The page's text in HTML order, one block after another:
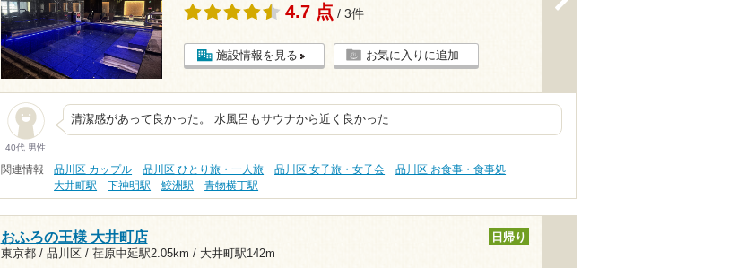
4.7 点 / 3件
施設情報を見る お気に入りに追加
40代 男性
清潔感があって良かった。 水風呂もサウナから近く良かった
関連情報 品川区 カップル 品川区 ひとり旅・一人旅 品川区 女子旅・女子会
品川区 お食事・食事処
大井町駅
下神明駅 鮫洲駅 青物横丁駅
おふろの王様 大井町店
東京都 / 品川区 / 荏原中延駅2.05km / 大井町駅142m
日帰り